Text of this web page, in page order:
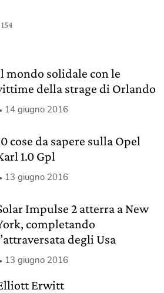
mondo solidale con le
della strage di Orlando
14 giugno 2016
cose da sapere sulla Opel
1.0 Gpl
13 giugno 2016
Impulse 2 atterra a New
completando
degli Usa
13 giugno 2016
Erwitt